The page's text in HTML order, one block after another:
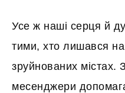
Усе ж наші серця й
тими, хто лишався на
зруйнованих містах.
месенджери